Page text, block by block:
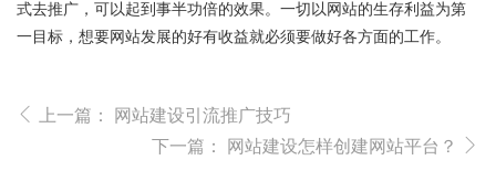
式去推广，可以起到事半功倍的效果。一切以网站的生存利益为第
一目标，想要网站发展的好有收益就必须要做好各方面的工作。
上一篇： 网站建设引流推广技巧
下一篇： 网站建设怎样创建网站平台？